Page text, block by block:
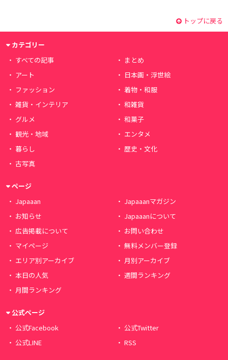
トップに戻る
カテゴリー
すべての記事
まとめ
アート
日本画・浮世絵
ファッション
着物・和服
雑貨・インテリア
和雑貨
グルメ
和菓子
観光・地域
エンタメ
暮らし
歴史・文化
古写真
ページ
Japaaan
Japaaanマガジン
お知らせ
Japaaanについて
広告掲載について
お問い合わせ
マイページ
無料メンバー登録
エリア別アーカイブ
月別アーカイブ
本日の人気
週間ランキング
月間ランキング
公式ページ
公式Facebook
公式Twitter
公式LINE
RSS